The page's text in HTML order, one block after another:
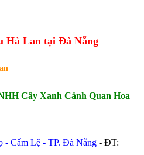
Hà Lan tại Đà Nẵng
Cây Xanh Cảnh Quan Hoa
- Cẩm Lệ - TP. Đà Nẵng - ĐT: